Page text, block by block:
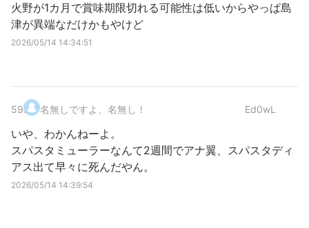
火野が1カ月で賞味期限切れる可能性は低いからやっぱ島
津が異端なだけかもやけど
2026/05/14 14:34:51
59. 名無しですよ、名無し！ Ed0wL
いや、わかんねーよ。
スパスタミューラーなんて2週間でアナ翼、スパスタディ
アス出て早々に死んだやん。
2026/05/14 14:39:54